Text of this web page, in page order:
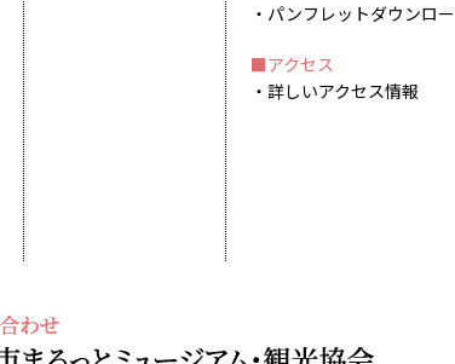
パンフレットダウンロ
アクセス
詳しいアクセス情報